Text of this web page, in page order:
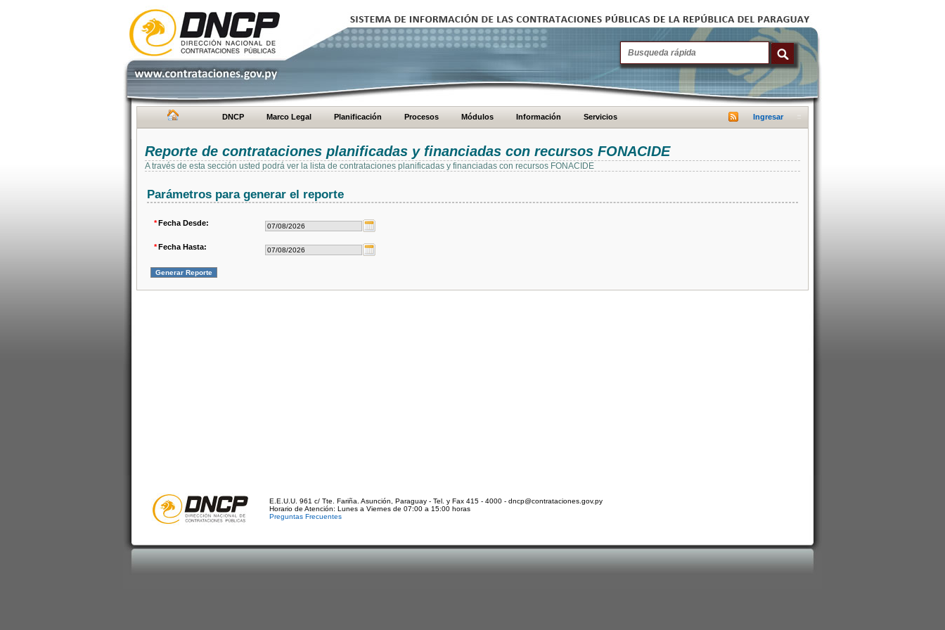
DNCP Marco Legal Planificación Procesos Módulos Información Servicios Ingresar
Reporte de contrataciones planificadas y financiadas con recursos FONACIDE
A través de esta sección usted podrá ver la lista de contrataciones planificadas y financiadas con recursos FONACIDE
Parámetros para generar el reporte
*Fecha Desde:
*Fecha Hasta:
E.E.U.U. 961 c/ Tte. Fariña. Asunción, Paraguay - Tel. y Fax 415 - 4000 - dncp@contrataciones.gov.py
Horario de Atención: Lunes a Viernes de 07:00 a 15:00 horas
Preguntas Frecuentes